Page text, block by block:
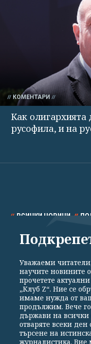
КОМЕНТАРИ
Как
русофила, и на
ВСИЧКИ НОВИНИ
СПОРТ КУЛТУРА
Общи условия
Реклама
Екип
Уважаеми
научите новините
прочетете
„Клуб Z“. Ние се
имаме нужда от
продължим. Вече
държави на всички
отваряте всеки
търсене на
журналистика. Вие